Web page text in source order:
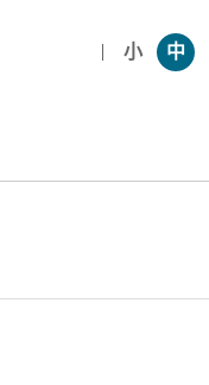
小 中